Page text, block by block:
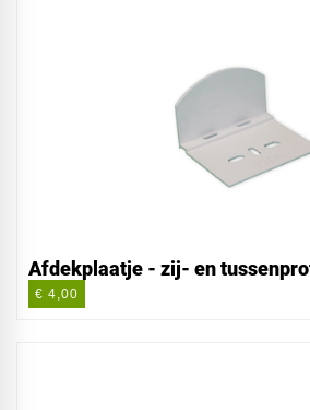
Afdekplaatje - zij- en
€ 4,00